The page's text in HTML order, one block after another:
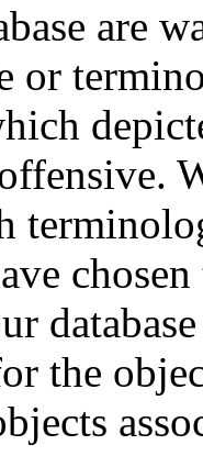
are
or
the